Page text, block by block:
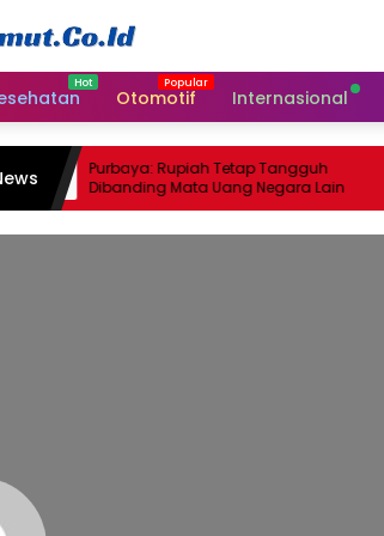
Otomotif Internasional
Purbaya: Rupiah Tetap Tangguh
Dibanding Mata Uang Negara Lain